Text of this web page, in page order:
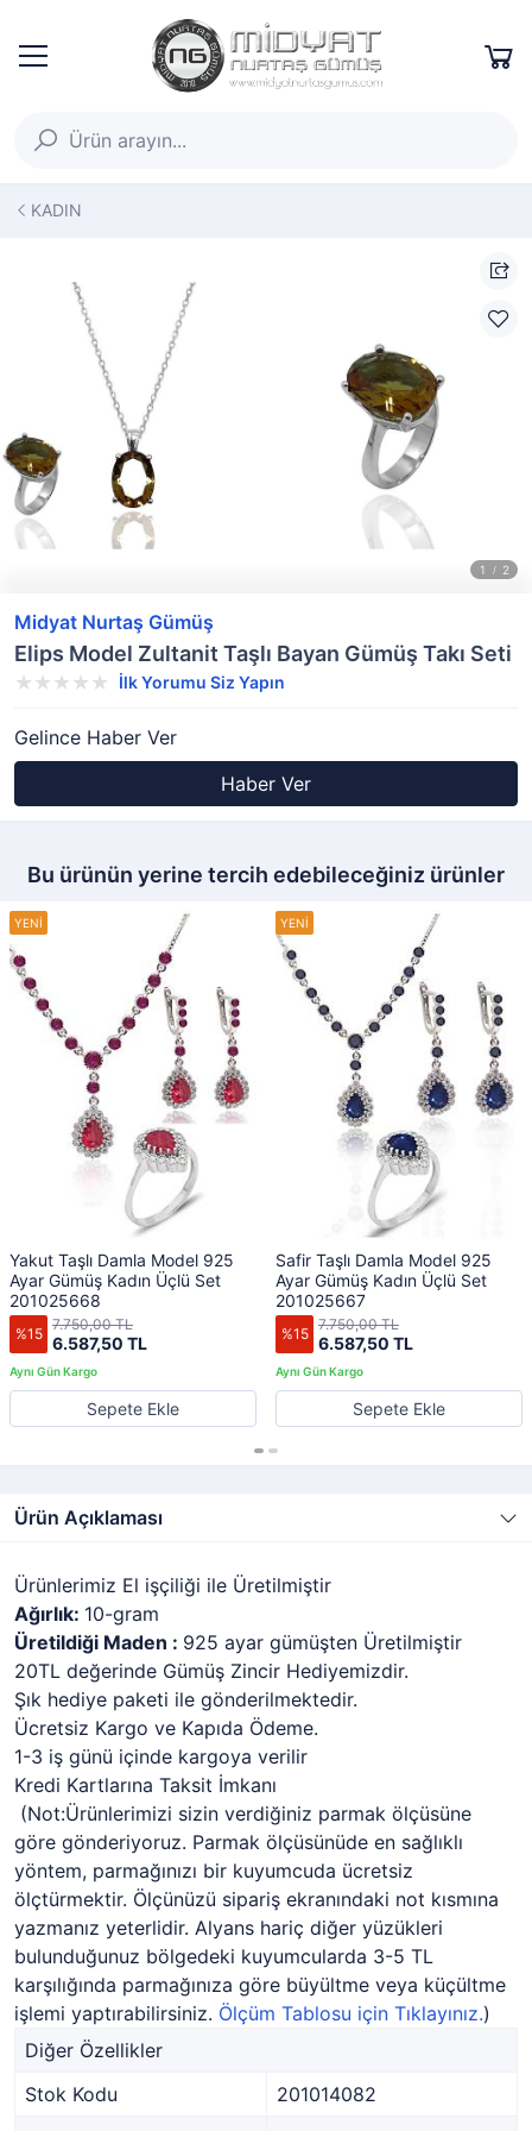
KADIN
Midyat Nurtaş Gümüş
Elips Model Zultanit Taşlı Bayan Gümüş Takı Seti
İlk Yorumu Siz Yapın
Gelince Haber Ver
Haber Ver
Bu ürünün yerine tercih edebileceğiniz ürünler
Yakut Taşlı Damla Model 925
Ayar Gümüş Kadın Üçlü Set
201025668
%15 6.587,50 TL
7.750,00 TL
Sepete Ekle
Safir Taşlı Damla Model 925
Ayar Gümüş Kadın Üçlü Set
201025667
%15 6.587,50 TL
7.750,00 TL
Sepete Ekle
Ürün Açıklaması
Ürünlerimiz El işçiliği ile Üretilmiştir
Ağırlık: 10-gram
Üretildiği Maden : 925 ayar gümüşten Üretilmiştir
20TL değerinde Gümüş Zincir Hediyemizdir.
Şık hediye paketi ile gönderilmektedir.
Ücretsiz Kargo ve Kapıda Ödeme.
1-3 iş günü içinde kargoya verilir
Kredi Kartlarına Taksit İmkanı
(Not:Ürünlerimizi sizin verdiğiniz parmak ölçüsüne
göre gönderiyoruz. Parmak ölçüsünüde en sağlıklı
yöntem, parmağınızı bir kuyumcuda ücretsiz
ölçtürmektir. Ölçünüzü sipariş ekranındaki not kısmına
yazmanız yeterlidir. Alyans hariç diğer yüzükleri
bulunduğunuz bölgedeki kuyumcularda 3-5 TL
karşılığında parmağınıza göre büyültme veya küçültme
işlemi yaptırabilirsiniz. Ölçüm Tablosu için Tıklayınız.)
Diğer Özellikler
Stok Kodu
201014082